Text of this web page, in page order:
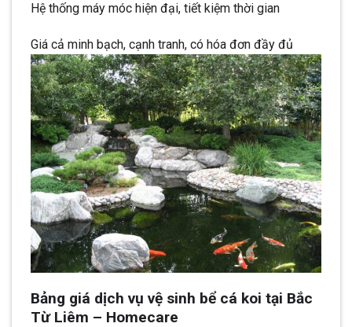
Hệ thống máy móc hiện đại, tiết kiệm thời gian
Giá cả minh bạch, cạnh tranh, có hóa đơn đầy đủ
Bảng giá dịch vụ vệ sinh bể cá koi tại Bắc
Từ Liêm – Homecare